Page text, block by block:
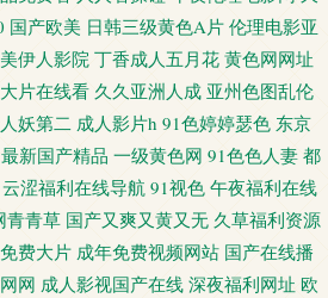
人人干 95国产高清自拍 成人18福利视频网站
一区二区免费人妻 91色狼老熟女 玖玖视频黄色
日韩欧美变态 超碰在线人人人摸 日韩亚州50p
看 色影音先锋五月天 超碰91人人色 微拍91 a黄
国产福利精品一区 91操屄91爽o 国产久久麻豆
国产欧美 日韩三级黄色A片 伦理电影亚
伊人影院 丁香成人五月花 黄色网网址
片在线看 久久亚洲人成 亚州色图乱伦
妖第二 成人影片h 91色婷婷瑟色 东京
新国产精品 一级黄色网 91色色人妻 都
云涩福利在线导航 91视色 午夜福利在线
青青草 国产又爽又黄又无 久草福利资源
费大片 成年免费视频网站 国产在线播
网 成人影视国产在线 深夜福利网址 欧